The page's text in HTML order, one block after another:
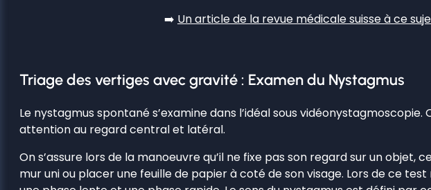
➡️ Un article de la revue médicale suisse à ce
Triage des vertiges avec gravité : Examen du Nystagmus
Le nystagmus spontané s’examine dans l’idéal sous
attention au regard central et latéral.
On s’assure lors de la manoeuvre qu’il ne fixe pas son regard sur un
mur uni ou placer une feuille de papier à coté de son visage. Lors de ce